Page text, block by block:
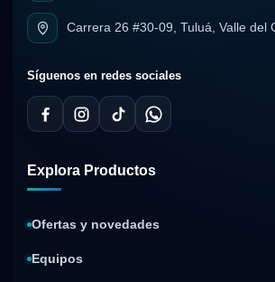
Carrera 26 #30-09, Tuluá, Valle del
Síguenos en redes sociales
Explora Productos
Ofertas y novedades
Equipos